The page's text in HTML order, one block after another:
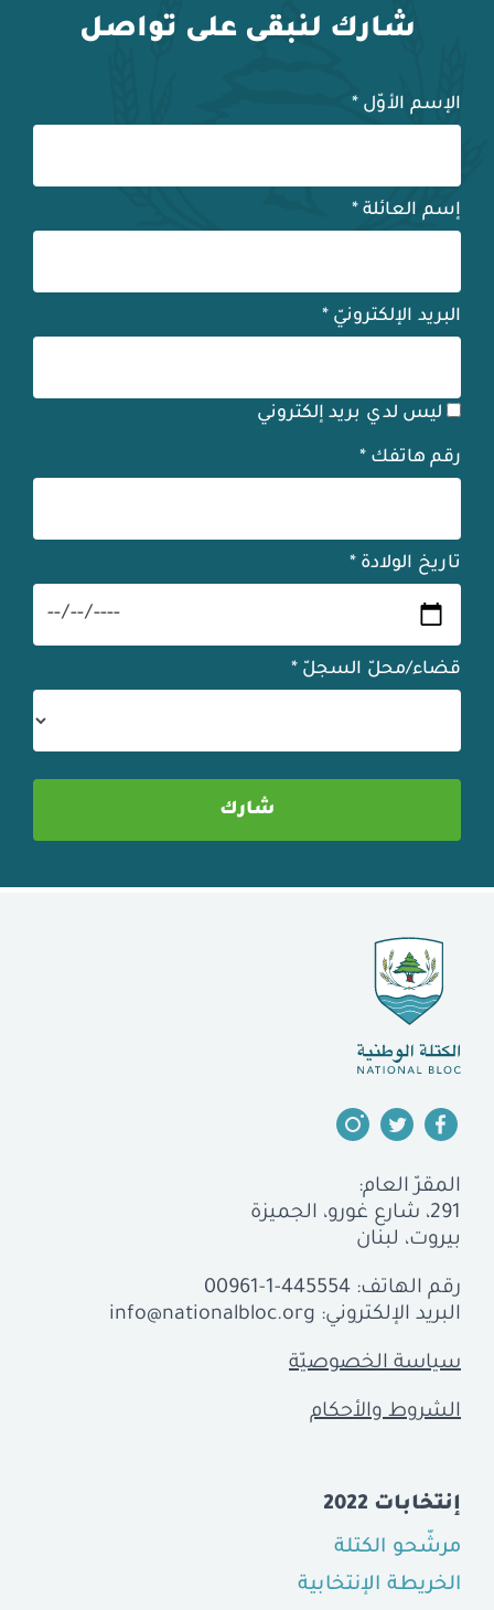
شارك لنبقى على تواصل
الإسم الأوّل *
إسم العائلة *
البريد الإلكترونيّ *
ليس لدي بريد إلكتروني
رقم هاتفك *
تاريخ الولادة *
قضاء/محلّ السجلّ *
المقرّ العام:
291، شارع غورو، الجميزة
بيروت، لبنان
رقم الهاتف: 00961-1-445554
البريد الإلكتروني: info@nationalbloc.org
سياسة الخصوصيّة
الشروط والأحكام
إنتخابات 2022
مرشّحو الكتلة
الخريطة الإنتخابية